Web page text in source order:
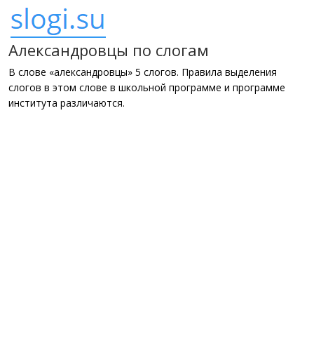
Александровцы по слогам
В слове «александровцы» 5 слогов. Правила выделения
слогов в этом слове в школьной программе и программе
института различаются.